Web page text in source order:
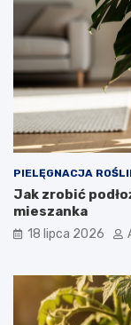
PIELĘGNACJA
Jak zrobić
mieszanka
18 lipca 2026